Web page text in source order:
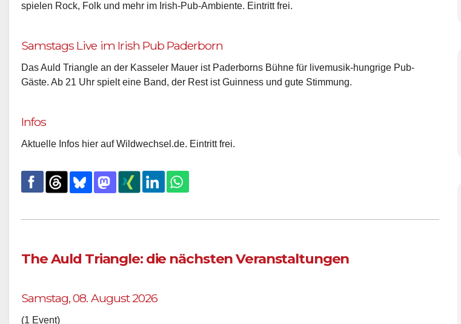
spielen Rock, Folk und mehr im Irish-Pub-Ambiente. Eintritt frei.
Samstags Live im Irish Pub Paderborn
Das Auld Triangle an der Kasseler Mauer ist Paderborns Bühne für livemusik-hungrige Pub-
Gäste. Ab 21 Uhr spielt eine Band, der Rest ist Guinness und gute Stimmung.
Infos
Aktuelle Infos hier auf Wildwechsel.de. Eintritt frei.
The Auld Triangle: die nächsten Veranstaltungen
Samstag, 08. August 2026
(1 Event)